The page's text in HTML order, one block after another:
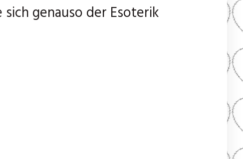
genauso der Esoterik